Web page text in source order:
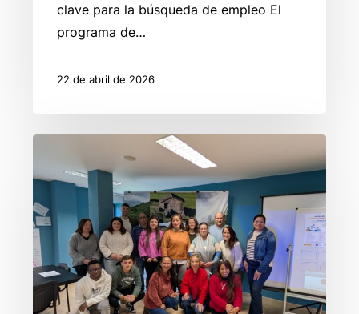
clave para la búsqueda de empleo El
programa de…
22 de abril de 2026
arte
de
amargarse
la
vida”